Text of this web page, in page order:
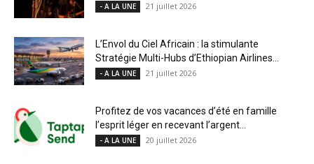
- A LA UNE 21 juillet 2026
L’Envol du Ciel Africain : la stimulante
Stratégie Multi-Hubs d’Ethiopian Airlines...
- A LA UNE 21 juillet 2026
Profitez de vos vacances d’été en famille
l’esprit léger en recevant l’argent...
- A LA UNE 20 juillet 2026